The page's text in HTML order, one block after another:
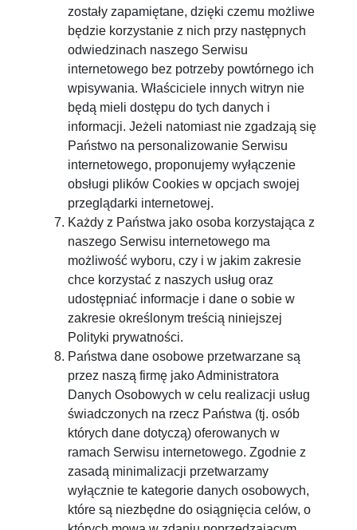
zostały zapamiętane, dzięki czemu możliwe
będzie korzystanie z nich przy następnych
odwiedzinach naszego Serwisu
internetowego bez potrzeby powtórnego ich
wpisywania. Właściciele innych witryn nie
będą mieli dostępu do tych danych i
informacji. Jeżeli natomiast nie zgadzają się
Państwo na personalizowanie Serwisu
internetowego, proponujemy wyłączenie
obsługi plików Cookies w opcjach swojej
przeglądarki internetowej.
Każdy z Państwa jako osoba korzystająca z
naszego Serwisu internetowego ma
możliwość wyboru, czy i w jakim zakresie
chce korzystać z naszych usług oraz
udostępniać informacje i dane o sobie w
zakresie określonym treścią niniejszej
Polityki prywatności.
Państwa dane osobowe przetwarzane są
przez naszą firmę jako Administratora
Danych Osobowych w celu realizacji usług
świadczonych na rzecz Państwa (tj. osób
których dane dotyczą) oferowanych w
ramach Serwisu internetowego. Zgodnie z
zasadą minimalizacji przetwarzamy
wyłącznie te kategorie danych osobowych,
które są niezbędne do osiągnięcia celów, o